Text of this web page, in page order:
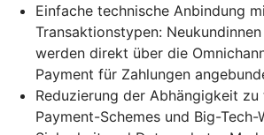
Einfache technische Anbindung
Transaktionstypen:
werden direkt über die
Payment für Zahlungen
Reduzierung der Abhängigkeit
Payment-Schemes und Big-Tech-